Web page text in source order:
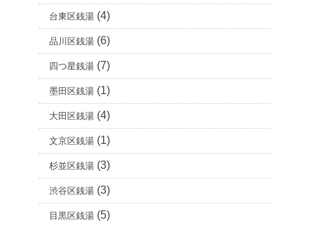
台東区銭湯 (4)
品川区銭湯 (6)
四つ星銭湯 (7)
墨田区銭湯 (1)
大田区銭湯 (4)
文京区銭湯 (1)
杉並区銭湯 (3)
渋谷区銭湯 (3)
目黒区銭湯 (5)